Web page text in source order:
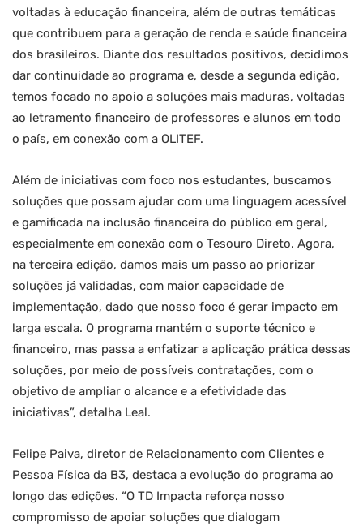
voltadas à educação financeira, além de outras temáticas
que contribuem para a geração de renda e saúde financeira
dos brasileiros. Diante dos resultados positivos, decidimos
dar continuidade ao programa e, desde a segunda edição,
temos focado no apoio a soluções mais maduras, voltadas
ao letramento financeiro de professores e alunos em todo
o país, em conexão com a OLITEF.
Além de iniciativas com foco nos estudantes, buscamos
soluções que possam ajudar com uma linguagem acessível
e gamificada na inclusão financeira do público em geral,
especialmente em conexão com o Tesouro Direto. Agora,
na terceira edição, damos mais um passo ao priorizar
soluções já validadas, com maior capacidade de
implementação, dado que nosso foco é gerar impacto em
larga escala. O programa mantém o suporte técnico e
financeiro, mas passa a enfatizar a aplicação prática dessas
soluções, por meio de possíveis contratações, com o
objetivo de ampliar o alcance e a efetividade das
iniciativas”, detalha Leal.
Felipe Paiva, diretor de Relacionamento com Clientes e
Pessoa Física da B3, destaca a evolução do programa ao
longo das edições. “O TD Impacta reforça nosso
compromisso de apoiar soluções que dialogam